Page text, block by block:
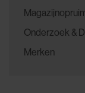
Onderzoek &
Merken